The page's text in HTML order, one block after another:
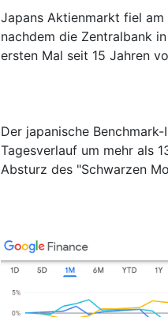
Japans Aktienmarkt fiel
nachdem die Zentralbank
ersten Mal seit 15 Jahren
Der japanische
Tagesverlauf um mehr als
Absturz des "Schwarzen